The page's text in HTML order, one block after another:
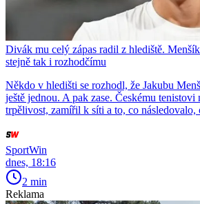
Divák mu celý zápas radil z hlediště.
stejně tak i rozhodčímu
Někdo v hledišti se rozhodl, že Jakubu
ještě jednou. A pak zase. Českému tenistovi
trpělivost, zamířil k síti a to, co následovalo,
SportWin
dnes, 18:16
2 min
Reklama